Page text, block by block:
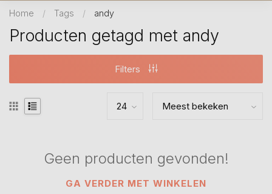
Home / Tags / andy
Producten getagd met andy
Filters
Geen producten gevonden!
GA VERDER MET WINKELEN